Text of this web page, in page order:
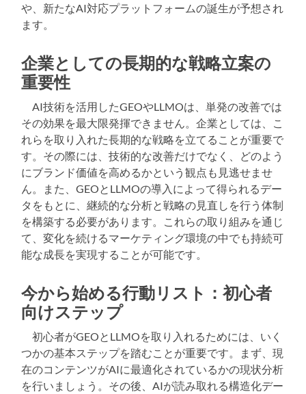
や、新たなAI対応プラットフォームの誕生が予想され
ます。
企業としての長期的な戦略立案の
重要性
AI技術を活用したGEOやLLMOは、単発の改善では
その効果を最大限発揮できません。企業としては、こ
れらを取り入れた長期的な戦略を立てることが重要で
す。その際には、技術的な改善だけでなく、どのよう
にブランド価値を高めるかという観点も見逃せませ
ん。また、GEOとLLMOの導入によって得られるデー
タをもとに、継続的な分析と戦略の見直しを行う体制
を構築する必要があります。これらの取り組みを通じ
て、変化を続けるマーケティング環境の中でも持続可
能な成長を実現することが可能です。
今から始める行動リスト：初心者
向けステップ
初心者がGEOとLLMOを取り入れるためには、いく
つかの基本ステップを踏むことが重要です。まず、現
在のコンテンツがAIに最適化されているかの現状分析
を行いましょう。その後、AIが読み取れる構造化デー